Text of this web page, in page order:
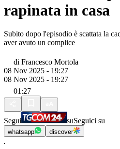
rapinata in casa
Subito dopo l'episodio è scattata la
aver avuto un complice
di Francesco Mortola
08 Nov 2025 - 19:27
08 Nov 2025 - 19:27
01:27
Segui suSeguici su
whatsapp discover